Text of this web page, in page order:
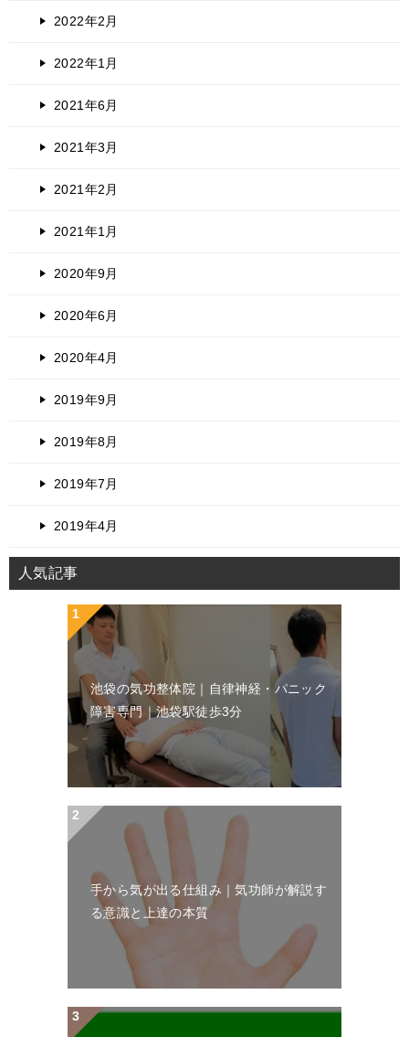
2022年2月
2022年1月
2021年6月
2021年3月
2021年2月
2021年1月
2020年9月
2020年6月
2020年4月
2019年9月
2019年8月
2019年7月
2019年4月
人気記事
池袋の気功整体院｜自律神経・パニック
障害専門｜池袋駅徒歩3分
手から気が出る仕組み｜気功師が解説す
る意識と上達の本質